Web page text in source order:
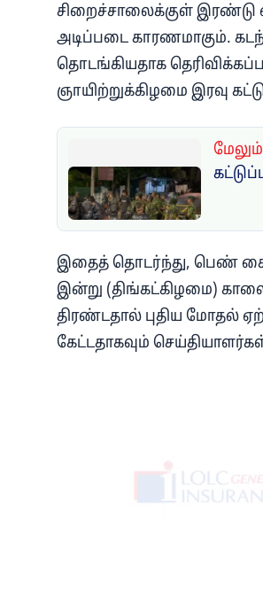
சிறைச்சாலைக்குள் இரண்டு
அடிப்படை காரணமாகும்.
தொடங்கியதாக
ஞாயிற்றுக்கிழமை இரவு
மேலும்
இதைத் தொடர்ந்து, பெண்
இன்று (திங்கட்கிழமை)
திரண்டதால் புதிய மோதல்
கேட்டதாகவும்